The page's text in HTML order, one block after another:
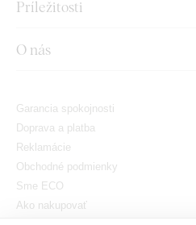
Príležitosti
O nás
Garancia spokojnosti
Doprava a platba
Reklamácie
Obchodné podmienky
Sme ECO
Ako nakupovať